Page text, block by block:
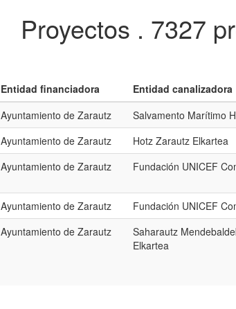
Proyectos . 7327
Entidad financiadora Entidad canalizadora
Ayuntamiento de Zarautz Salvamento Marítimo
Ayuntamiento de Zarautz Hotz Zarautz Elkartea
Ayuntamiento de Zarautz Fundación UNICEF
Ayuntamiento de Zarautz Fundación UNICEF
Ayuntamiento de Zarautz
Saharautz
Elkartea